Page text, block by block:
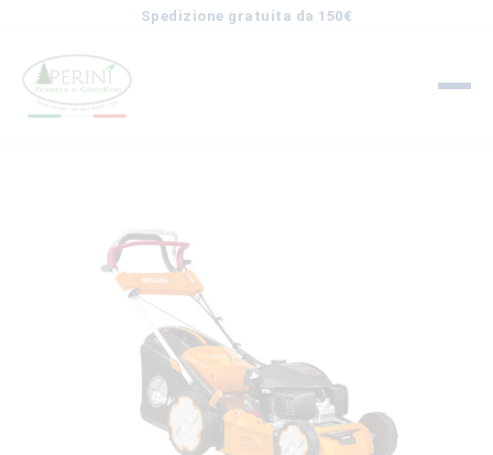
Spedizione gratuita da 150€